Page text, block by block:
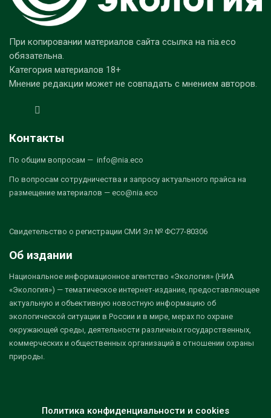
При копировании материалов сайта ссылка на nia.eco
обязательна.
Категория материалов 18+
Мнение редакции может не совпадать с мнением авторов.
Контакты
По общим вопросам — info@nia.eco
По вопросам сотрудничества и запросу актуального прайса на
размещение материалов — eco@nia.eco
Свидетельство о регистрации СМИ Эл № ФС77-80306
Об издании
Национальное информационное агентство «Экология» (НИА
«Экология») — тематическое интернет-издание, предоставляющее
актуальную и объективную новостную информацию об
экологической ситуации в России и в мире, мерах по охране
окружающей среды, деятельности различных государственных,
коммерческих и общественных организаций в отношении охраны
природы.
Политика конфиденциальности и cookies